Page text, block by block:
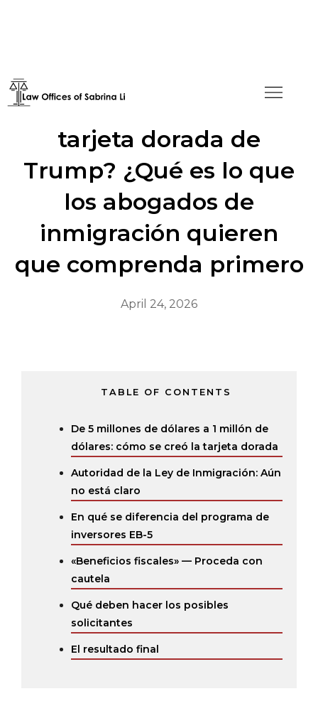
¿Estás pensando en la
tarjeta dorada de
Trump? ¿Qué es lo que
los abogados de
inmigración quieren
que comprenda primero
April 24, 2026
TABLE OF CONTENTS
De 5 millones de dólares a 1 millón de
dólares: cómo se creó la tarjeta dorada
Autoridad de la Ley de Inmigración: Aún
no está claro
En qué se diferencia del programa de
inversores EB-5
«Beneficios fiscales» — Proceda con
cautela
Qué deben hacer los posibles
solicitantes
El resultado final